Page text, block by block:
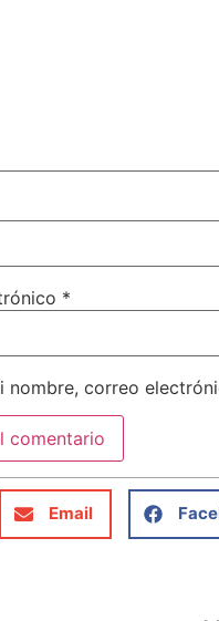
*
nombre, correo
Email